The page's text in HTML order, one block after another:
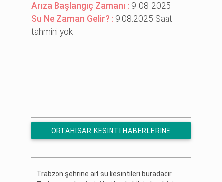
Arıza Başlangıç Zamanı : 9-08-2025
Su Ne Zaman Gelir? : 9.08.2025 Saat
tahmini yok
ORTAHISAR KESINTI HABERLERINE
Trabzon şehrine ait su kesintileri buradadır.